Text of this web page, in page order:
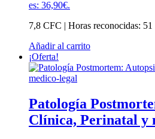
es: 36,90€.
7,8 CFC | Horas reconocidas: 51
Añadir al carrito
¡Oferta!
Patología
Clínica, Perinatal y